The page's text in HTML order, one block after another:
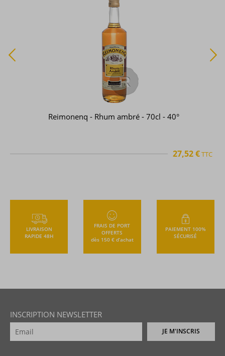
Reimonenq - Rhum ambré - 70cl - 40°
27,52 €TTC
LIVRAISON
RAPIDE 48H
FRAIS DE PORT
OFFERTS
dès 150 € d’achat
PAIEMENT 100%
SÉCURISÉ
INSCRIPTION NEWSLETTER
JE M'INSCRIS